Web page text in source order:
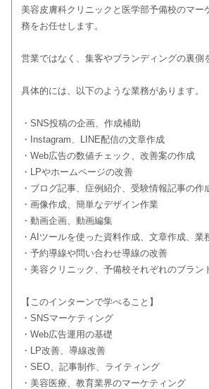
美容皮膚科クリニックと医学部予備校のマー
務をお任せします。
営業ではなく、集客やブランディングの裏側
具体的には、以下のような業務があります。
・SNS投稿の企画、作成補助
・Instagram、LINE配信の文章作成
・Web広告の数値チェック、改善案の作成
・LPやホームページの改善
・ブログ記事、症例紹介、受験情報記事の作
・画像作成、簡単なデザイン作業
・動画企画、動画編集
・AIツールを使った資料作成、文章作成、業
・予約導線や問い合わせ導線の改善
・美容クリニック、予備校それぞれのブラン
【このインターンで学べること】
・SNSマーケティング
・Web広告運用の基礎
・LP改善、導線改善
・SEO、記事制作、ライティング
・美容医療、教育業界のマーケティング